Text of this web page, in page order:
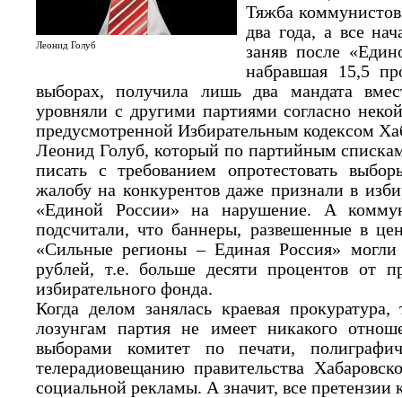
Леонид Голуб
Тяжба
два года, а все
заняв после
набравшая 15,5
выборах, получила лишь два мандата
уровняли с другими партиями согласно
предусмотренной Избирательным кодексом
Леонид Голуб, который по партийным
писать с требованием опротестовать
жалобу на конкурентов даже признали в
«Единой России» на нарушение. А
подсчитали, что баннеры, развешенные в
«Сильные регионы – Единая Россия»
рублей, т.е. больше десяти процентов от
избирательного фонда.
Когда делом занялась краевая
лозунгам партия не имеет никакого
выборами комитет по печати,
телерадиовещанию правительства
социальной рекламы. А значит, все претензии